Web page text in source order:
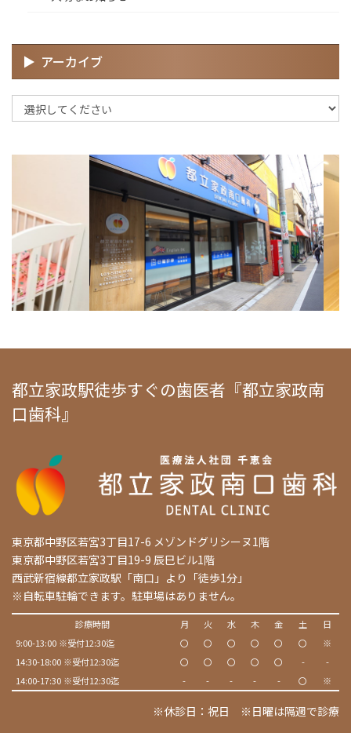
アーカイブ
都立家政駅徒歩すぐの歯医者『都立家政南
口歯科』
東京都中野区若宮3丁目17-6 メゾンドグリシーヌ1階
東京都中野区若宮3丁目19-9 辰巳ビル1階
西武新宿線都立家政駅「南口」より「徒歩1分」
※自転車駐輪できます。駐車場はありません。
診療時間 月 火 水 木 金 土
日
9:00-13:00 ※受付12:30迄
〇 〇 〇 〇 〇 〇
※
14:30-18:00 ※受付12:30迄
〇 〇 〇 〇 〇 -
-
14:00-17:30 ※受付12:30迄
- - - - - 〇 ※
※休診日：祝日 ※日曜は隔週で診療